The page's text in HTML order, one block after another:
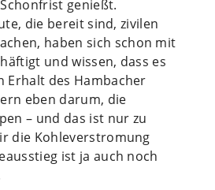
genießt.
die bereit sind, zivilen
haben sich schon mit
und wissen, dass es
Erhalt des Hambacher
eben darum, die
– und das ist nur zu
die Kohleverstromung
ist ja auch noch